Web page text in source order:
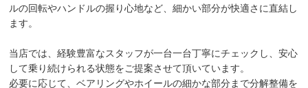
ルの回転やハンドルの握り心地など、細かい部分が快適さに直結し
ます。
当店では、経験豊富なスタッフが一台一台丁寧にチェックし、安心
して乗り続けられる状態をご提案させて頂いています。
必要に応じて、ベアリングやホイールの細かな部分まで分解整備を